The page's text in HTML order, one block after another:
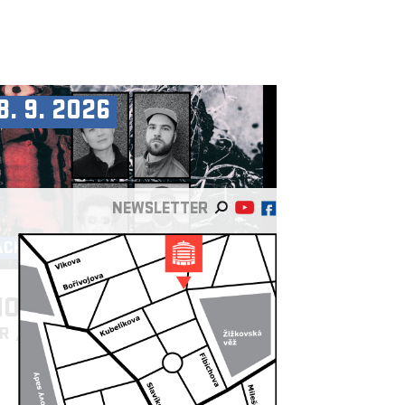
9. 2026
& PALÁC AKROPOLIS
& MC DÄLEK
/AT
NEWSLETTER